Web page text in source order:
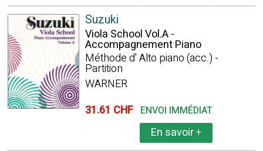
Suzuki
Viola School Vol.A -
Accompagnement Piano
Méthode d' Alto piano (acc.) -
Partition
WARNER
31.61 CHF ENVOI IMMÉDIAT
En savoir+